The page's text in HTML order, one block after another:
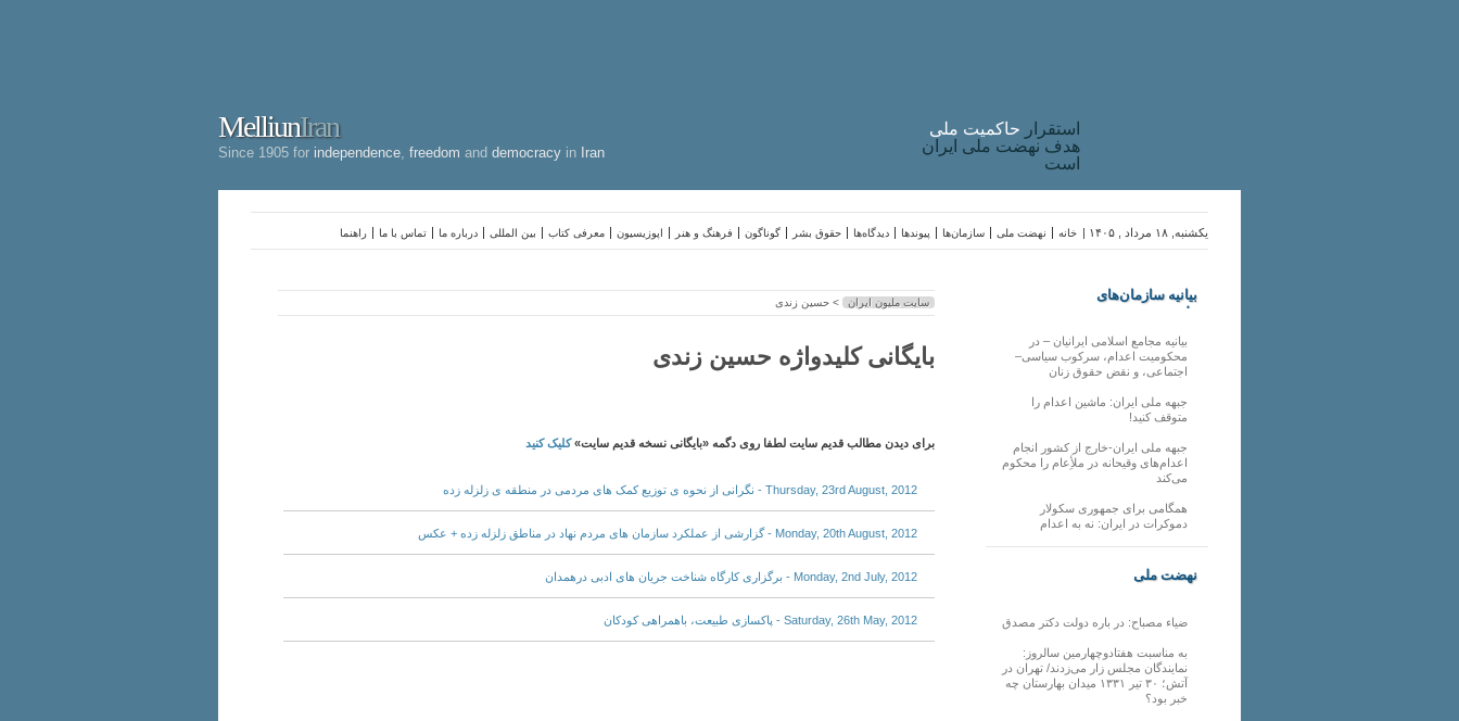
MelliunIran
Since 1905 for independence freedom and democracy in Iran
استقرار حاکميت ملی
هدف نهضت ملی ایران
است
راهنما تماس با ما درباره ما بین المللی معرفی کتاب اپوزیسیون فرهنگ و هنر گوناگون حقوق بشر دیدگاه‌ها پیوندها سازمان‌ها نهضت ملی خانه یکشنبه, ۱۸ مرداد , ۱۴۰۵ |
سایت ملیون ایران > حسین زندی
بایگانی کلیدواژه حسین زندی
برای دیدن مطالب قدیم سایت لطفا روی دگمه «بایگانی نسخه قدیم سایت»کلیک کنید
Thursday, 23rd August, 2012 - نگرانی از نحوه ی توزیع کمک های مردمی در منطقه ی زلزله زده
Monday, 20th August, 2012 - گزارشی از عملکرد سازمان های مردم نهاد در مناطق زلزله زده + عکس
Monday, 2nd July, 2012 - برگزاری کارگاه شناخت جریان های ادبی درهمدان
Saturday, 26th May, 2012 - پاکسازی طبیعت، باهمراهی کودکان
بیانیه سازمان‌های
ملی
بیانیه مجامع اسلامی ایرانیان – در
محکومیت اعدام، سرکوب سیاسی–
اجتماعی، و نقض حقوق زنان
جبهه ملی ایران: ماشین اعدام را
متوقف کنید!
جبهه ملی ایران-خارج از کشور انجام
اعدام‌های وقیحانه در ملأِعام را محکوم
می‌کند
همگامی برای جمهوری سکولار
دموکرات در ایران: نه به اعدام
نهضت ملی
ضیاء مصباح: در باره دولت دکتر مصدق
به مناسبت هفتادوچهارمین سالروز:
نمایندگان مجلس زار می‌زدند/ تهران در
آتش؛ ۳۰ تیر ۱۳۳۱ میدان بهارستان چه
خبر بود؟